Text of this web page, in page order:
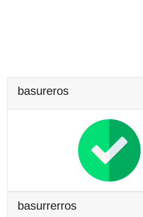
basureros
basurrerros